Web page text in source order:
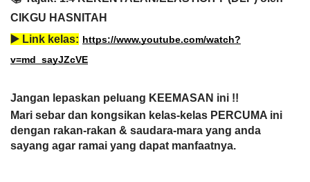
CIKGU HASNITAH
▶️ Link kelas: https://www.youtube.com/watch?
v=md_sayJZcVE
Jangan lepaskan peluang KEEMASAN ini !!
Mari sebar dan kongsikan kelas-kelas PERCUMA ini
dengan rakan-rakan & saudara-mara yang anda
sayang agar ramai yang dapat manfaatnya.